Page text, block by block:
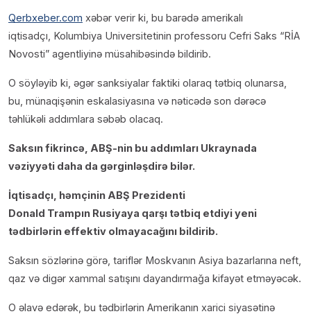
Qerbxeber.com xəbər verir ki, bu barədə amerikalı
iqtisadçı, Kolumbiya Universitetinin professoru Cefri Saks “RİA
Novosti” agentliyinə müsahibəsində bildirib.
O söyləyib ki, əgər sanksiyalar faktiki olaraq tətbiq olunarsa,
bu, münaqişənin eskalasiyasına və nəticədə son dərəcə
təhlükəli addımlara səbəb olacaq.
Saksın fikrincə, ABŞ-nin bu addımları Ukraynada
vəziyyəti daha da gərginləşdirə bilər.
İqtisadçı, həmçinin ABŞ Prezidenti
Donald Trampın Rusiyaya qarşı tətbiq etdiyi yeni
tədbirlərin effektiv olmayacağını bildirib.
Saksın sözlərinə görə, tariflər Moskvanın Asiya bazarlarına neft,
qaz və digər xammal satışını dayandırmağa kifayət etməyəcək.
O əlavə edərək, bu tədbirlərin Amerikanın xarici siyasətinə